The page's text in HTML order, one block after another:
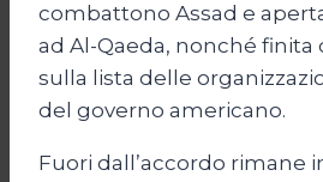
combattono Assad e
ad Al-Qaeda, nonché finita
sulla lista delle
del governo americano.
Fuori dall’accordo rimane